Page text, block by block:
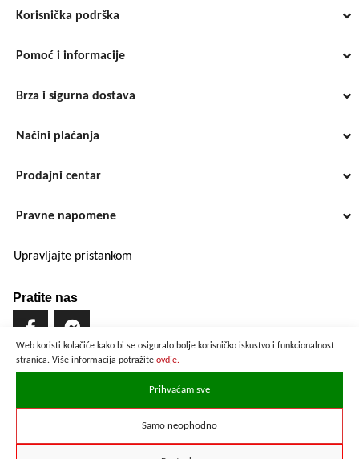
Web koristi kolačiće kako bi se osiguralo bolje korisničko iskustvo i funkcionalnost
stranica. Više informacija potražite ovdje.
Prihvaćam sve
Samo neophodno
Korisnička podrška
Pomoć i informacije
Brza i sigurna dostava
Načini plaćanja
Prodajni centar
Pravne napomene
Upravljajte pristankom
Pratite nas
Brzo i sigurno plaćanje
Prikazane cijene su preračunate po službenom tečaju u iznosu od
1 EUR = 7,53450 HRK